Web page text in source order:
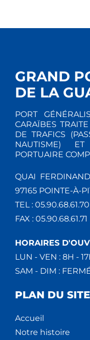
GRAND
DE LA
PORT
CARAÏBES
DE TRAFICS
NAUTISME)
PORTUAIRE
QUAI
97165 POINTE-À-
TEL : 05.90.68.61.70
FAX : 05.90.68.61.71
HORAIRES
LUN - VEN : 8H -
SAM - DIM :
PLAN DU SITE
Accueil
Notre histoire